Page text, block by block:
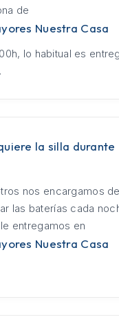
de
Nuestra Casa
lo habitual es
la silla durante
nos encargamos
las baterías cada
entregamos en
Nuestra Casa